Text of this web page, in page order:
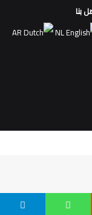
بنا
AR
NL